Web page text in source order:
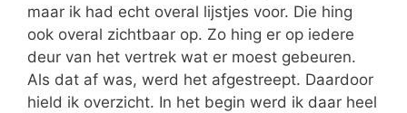
maar ik had echt overal lijstjes voor. Die hing
ook overal zichtbaar op. Zo hing er op iedere
deur van het vertrek wat er moest gebeuren.
Als dat af was, werd het afgestreept. Daardoor
hield ik overzicht. In het begin werd ik daar heel